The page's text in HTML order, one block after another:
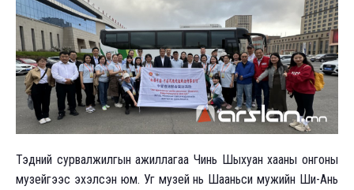
Тэдний сурвалжилгын ажиллагаа Чинь Шыхуан хааны онгоны
музейгээс эхэлсэн юм. Уг музей нь Шааньси мужийн Ши-Ань